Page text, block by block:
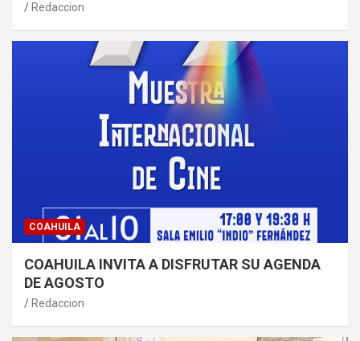
Redaccion
COAHUILA
COAHUILA INVITA A DISFRUTAR SU AGENDA
DE AGOSTO
Redaccion